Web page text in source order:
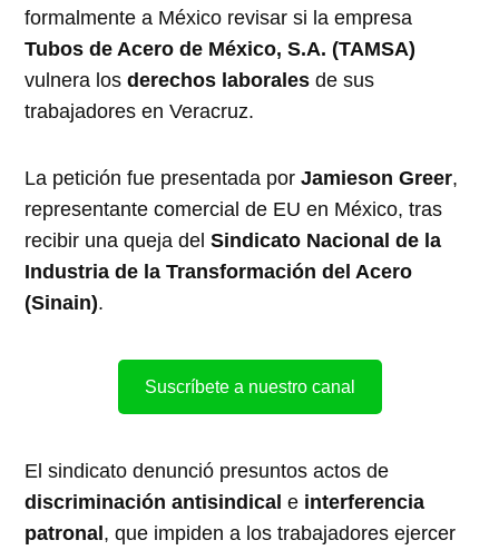
formalmente a México revisar si la empresa
Tubos de Acero de México, S.A. (TAMSA)
vulnera losderechos laborales de sus
trabajadores en Veracruz.
La petición fue presentada porJamieson Greer,
representante comercial de EU en México, tras
recibir una queja delSindicato Nacional de la
Industria de la Transformación del Acero
(Sinain).
Suscríbete a nuestro canal
El sindicato denunció presuntos actos de
discriminación antisindical e interferencia
patronal , que impiden a los trabajadores ejercer